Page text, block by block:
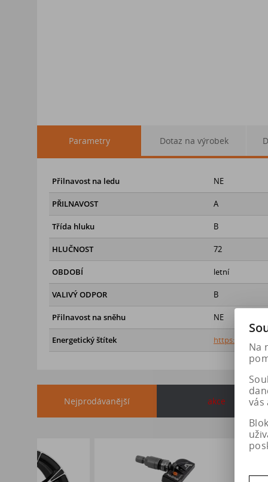
Parametry Dotaz na výrobek
Přilnavost na ledu NE
PŘILNAVOST A
Třída hluku B
HLUČNOST 72
OBDOBÍ letní
VALIVÝ ODPOR B
Přilnavost na sněhu NE
Energetický štítek https://
Nejprodávanější akce
Na
vás